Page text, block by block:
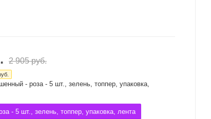
2 905руб.
- роза - 5 шт., зелень, топпер, упаковка,
- 5 шт., зелень, топпер, упаковка, лента